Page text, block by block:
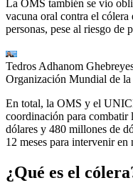
La OMS también se vio
vacuna oral contra el cólera
personas, pese al riesgo de
Tedros Adhanom
Organización Mundial de
En total, la OMS y el
coordinación para combatir
dólares y 480 millones de
12 meses para intervenir en
¿Qué es el